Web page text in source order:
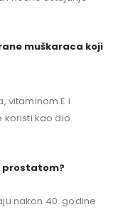
muškaraca koji
vitaminom E i
koristi kao dio
prostatom?
nakon 40. godine